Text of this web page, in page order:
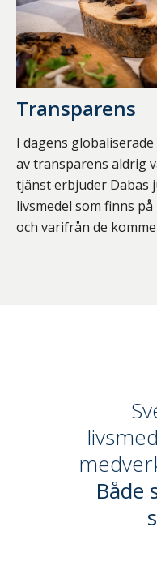
Transparens
I dagens
av transparens aldrig
tjänst erbjuder Dabas
livsmedel som finns
och varifrån de
Både